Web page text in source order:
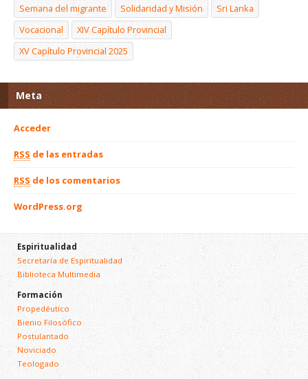
Semana del migrante
Solidaridad y Misión
Sri Lanka
Vocacional
XIV Capítulo Provincial
XV Capítulo Provincial 2025
Meta
Acceder
RSS de las entradas
RSS de los comentarios
WordPress.org
Espiritualidad
Secretaría de Espiritualidad
Biblioteca Multimedia
Formación
Propedéutico
Bienio Filosófico
Postulantado
Noviciado
Teologado